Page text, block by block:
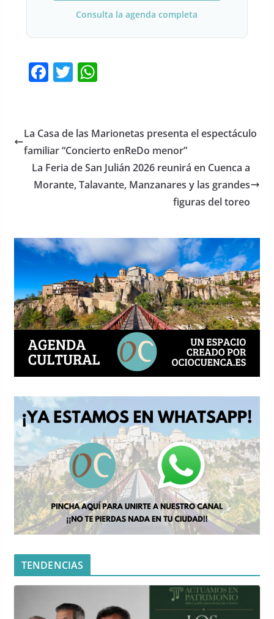
Consulta la agenda completa
F
e
b
o
o
T
er
W
s
A
p
p
La Casa de las Marionetas presenta el espectáculo
familiar “Concierto enReDo menor”
La Feria de San Julián 2026 reunirá en Cuenca a
Morante, Talavante, Manzanares y las grandes
figuras del toreo
TENDENCIAS